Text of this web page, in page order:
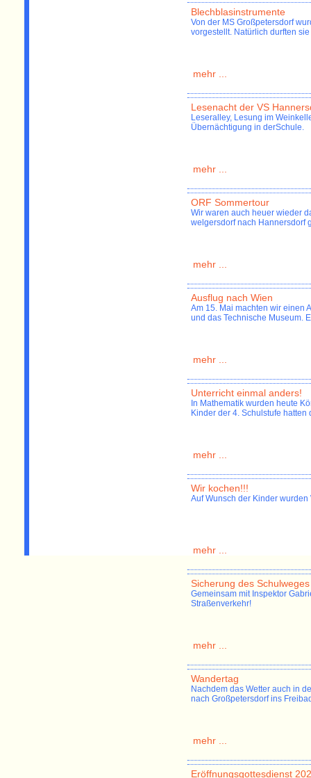
Blechblasinstrumente
Von der MS Großpetersdorf
vorgestellt. Natürlich durften
mehr ...
Lesenacht der VS
Leseralley, Lesung im
Übernächtigung in derSchule.
mehr ...
ORF Sommertour
Wir waren auch heuer wieder
welgersdorf nach Hannersdorf
mehr ...
Ausflug nach Wien
Am 15. Mai machten wir einen
und das Technische Museum.
mehr ...
Unterricht einmal anders!
In Mathematik wurden heute
Kinder der 4. Schulstufe
mehr ...
Wir kochen!!!
Auf Wunsch der Kinder
mehr ...
Sicherung des Schulweges
Gemeinsam mit Inspektor
Straßenverkehr!
mehr ...
Wandertag
Nachdem das Wetter auch in
nach Großpetersdorf ins
mehr ...
Eröffnungsgottesdienst